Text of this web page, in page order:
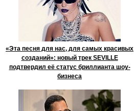
«Эта песня для нас, для самых красивых
созданий»: новый трек SEVILLE
подтвердил её статус бриллианта шоу-
бизнеса